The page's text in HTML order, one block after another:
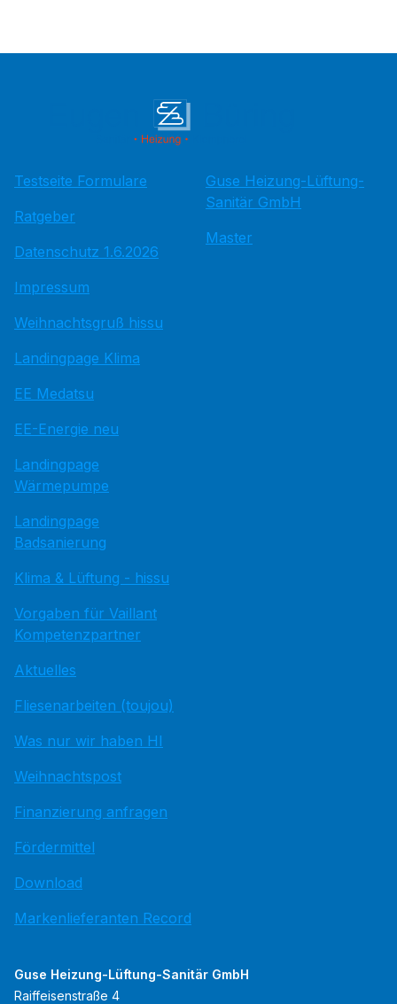
Testseite Formulare
Ratgeber
Datenschutz 1.6.2026
Impressum
Weihnachtsgruß hissu
Landingpage Klima
EE Medatsu
EE-Energie neu
Landingpage
Wärmepumpe
Landingpage
Badsanierung
Klima & Lüftung - hissu
Vorgaben für Vaillant
Kompetenzpartner
Aktuelles
Fliesenarbeiten (toujou)
Was nur wir haben HI
Weihnachtspost
Finanzierung anfragen
Fördermittel
Download
Markenlieferanten Record
Guse Heizung-Lüftung-
Sanitär GmbH
Master
Guse Heizung-Lüftung-Sanitär GmbH
Raiffeisenstraße 4